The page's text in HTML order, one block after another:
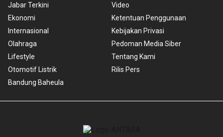
Jabar Terkini
Ekonomi
Internasional
Olahraga
Lifestyle
Otomotif Listrik
Bandung Baheula
Video
Ketentuan Penggunaan
Kebijakan Privasi
Pedoman Media Siber
Tentang Kami
Rilis Pers